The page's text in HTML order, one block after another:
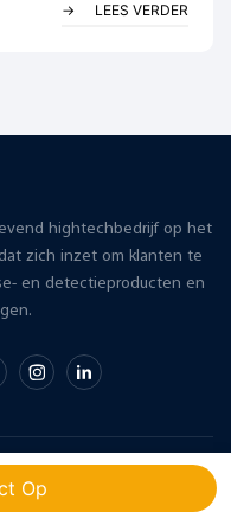
de vochtigheid van
LEES VERDER
hightechbedrijf op het
zich inzet om klanten te
en detectieproducten en
AI |
Op